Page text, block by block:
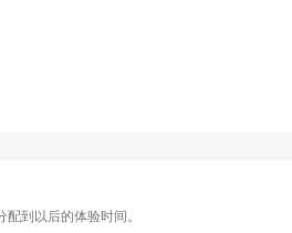
到以后的体验时间。